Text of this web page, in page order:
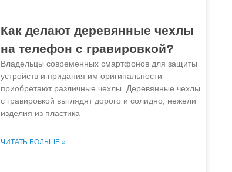
Как делают деревянные чехлы
на телефон с гравировкой?
Владельцы современных смартфонов для защиты
устройств и придания им оригинальности
приобретают различные чехлы. Деревянные чехлы
с гравировкой выглядят дорого и солидно, нежели
изделия из пластика
ЧИТАТЬ БОЛЬШЕ »